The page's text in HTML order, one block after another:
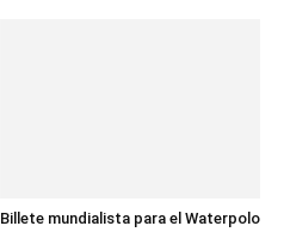
Billete mundialista para el Waterpolo